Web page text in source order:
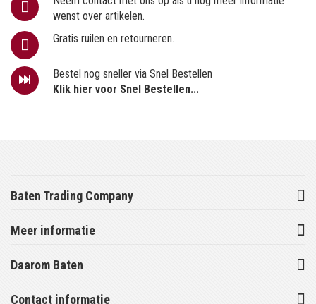
wenst over artikelen.
Gratis ruilen en retourneren.
Bestel nog sneller via Snel Bestellen
Klik hier voor Snel Bestellen...
Baten Trading Company
Meer informatie
Daarom Baten
Contact informatie